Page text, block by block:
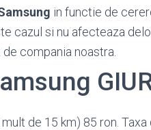
in functie de
cazul si nu afecteaza
compania noastra.
de 15 km) 85 ron. Taxa